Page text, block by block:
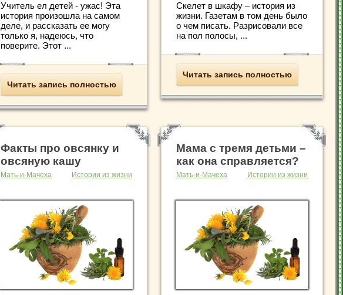
Учитель ел детей - ужас! Эта
история произошла на самом
деле, и рассказать ее могу
только я, надеюсь, что
поверите. Этот ...
Читать запись полностью
Скелет в шкафу – история из
жизни. Газетам в том день было
о чем писать. Разрисовали все
на пол полосы, ...
Читать запись полностью
Факты про овсянку и
овсяную кашу
Мать-и-Мачеха Истории из жизни
Мама с тремя детьми –
как она справляется?
Мать-и-Мачеха Истории из жизни